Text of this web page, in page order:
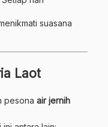
suasana
Laot
pesona air jernih